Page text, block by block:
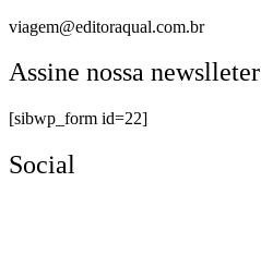
viagem@editoraqual.com.br
Assine nossa newslleter
[sibwp_form id=22]
Social